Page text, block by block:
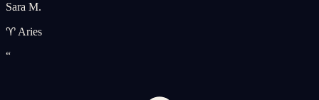
Sara M.
♈ Aries
“